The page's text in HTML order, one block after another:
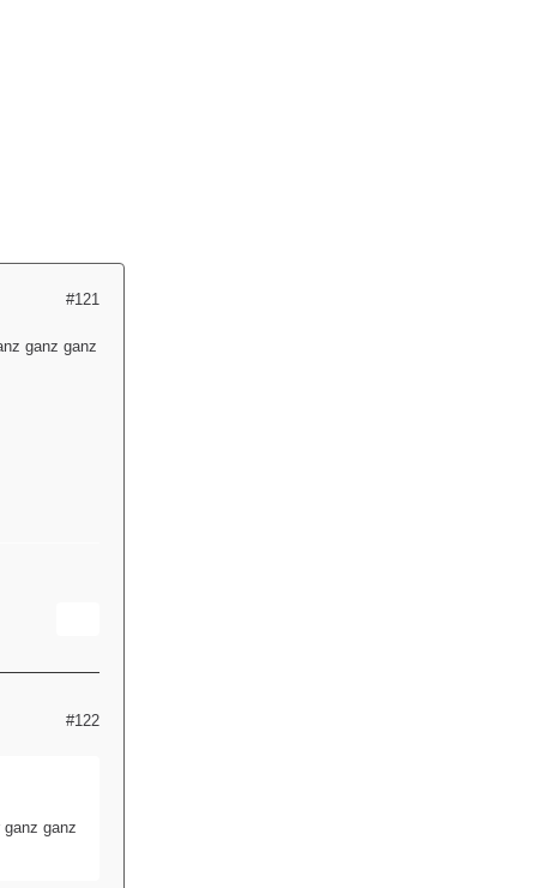
#121
ganz ganz
#122
ganz